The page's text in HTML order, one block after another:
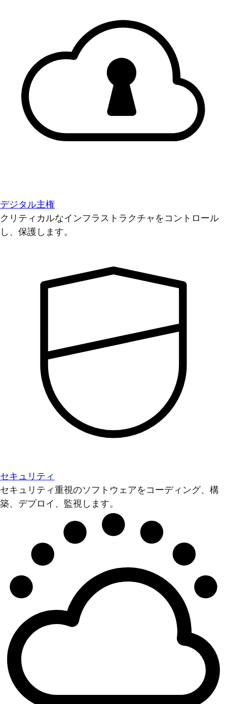
デジタル主権
クリティカルなインフラストラクチャをコントロール
し、保護します。
セキュリティ
セキュリティ重視のソフトウェアをコーディング、構
築、デプロイ、監視します。